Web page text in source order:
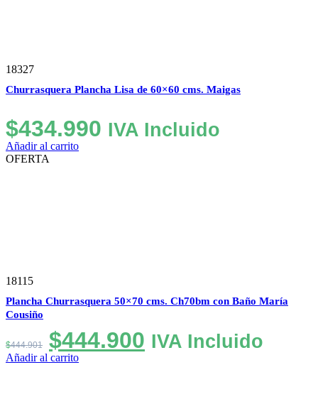
18327
Churrasquera Plancha Lisa de 60×60 cms. Maigas
$434.990 IVA Incluido
Añadir al carrito
OFERTA
18115
Plancha Churrasquera 50×70 cms. Ch70bm con Baño María
Cousiño
$444.901 El
precio
$444.900 El
precio
IVA Incluido
Añadir al carrito